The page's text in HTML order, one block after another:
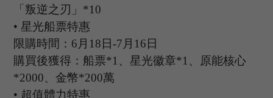
「叛逆之刃」 *10
• 星光船票特惠
限購時間： 6 月 18日-7 月 16日
購買後獲得：船票*1、星光徽章*1、原能核心
*2000、金幣*200萬
• 超值體力特惠